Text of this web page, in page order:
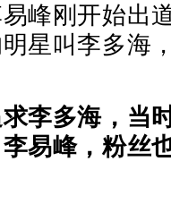
刚开始出
星叫李多海
李多海，当
易峰，粉丝